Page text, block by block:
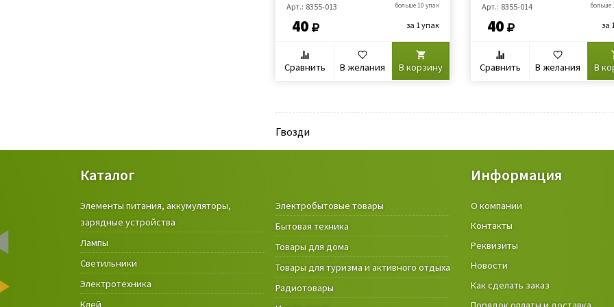
Арт.: 8355-013
40
больше 10 упак
за 1 упак
Сравнить В желания В корзину
Арт.: 8355-014
40
больше
за
Сравнить В желания В
Гвозди
Каталог
Элементы питания, аккумуляторы,
зарядные устройства
Лампы
Светильники
Электротехника
Клей
Электробытовые товары
Бытовая техника
Товары для дома
Товары для туризма и активного отдыха
Радиотовары
Крепёжные изделия и
материалы
Товары и инструмент для дачи,
Фонари
Информация
О компании
Контакты
Реквизиты
Новости
Как сделать заказ